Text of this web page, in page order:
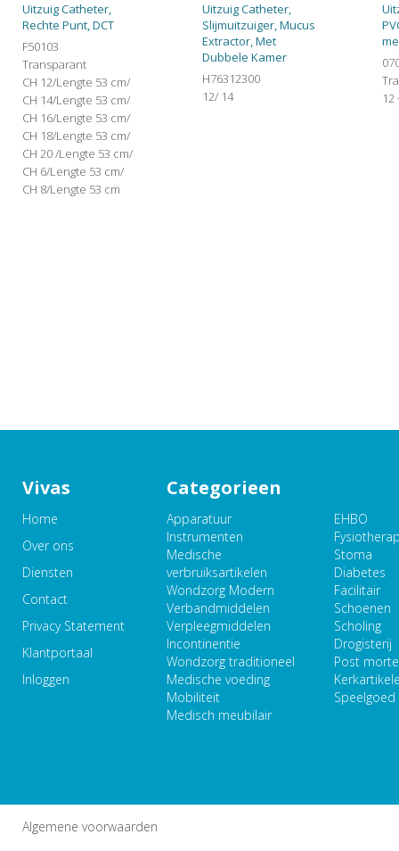
Uitzuig Catheter,
Rechte Punt, DCT
F50103
Transparant
CH 12/Lengte 53 cm/
CH 14/Lengte 53 cm/
CH 16/Lengte 53 cm/
CH 18/Lengte 53 cm/
CH 20 /Lengte 53 cm/
CH 6/Lengte 53 cm/
CH 8/Lengte 53 cm
Uitzuig Catheter,
Slijmuitzuiger, Mucus
Extractor, Met
Dubbele Kamer
H76312300
12/ 14
12
Vivas
Home
Over ons
Diensten
Contact
Privacy Statement
Klantportaal
Inloggen
Categorieen
Apparatuur
Instrumenten
Medische
verbruiksartikelen
Wondzorg Modern
Verbandmiddelen
Verpleegmiddelen
Incontinentie
Wondzorg traditioneel
Medische voeding
Mobiliteit
Medisch meubilair
EHBO
Stoma
Diabetes
Facilitair
Schoenen
Scholing
Drogisterij
Post
Speelgoed
Algemene voorwaarden